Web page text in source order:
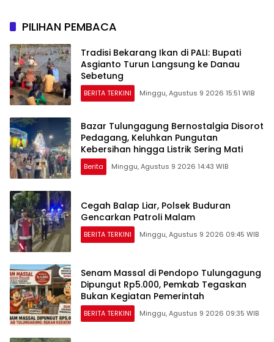
PILIHAN PEMBACA
Tradisi Bekarang Ikan di PALI: Bupati
Asgianto Turun Langsung ke Danau
Sebetung
BERITA TERKINI Minggu, Agustus 9 2026 15:51 WIB
Bazar Tulungagung Bernostalgia Disorot
Pedagang, Keluhkan Pungutan
Kebersihan hingga Listrik Sering Mati
Berita Minggu, Agustus 9 2026 14:43 WIB
Cegah Balap Liar, Polsek Buduran
Gencarkan Patroli Malam
BERITA TERKINI Minggu, Agustus 9 2026 09:45 WIB
Senam Massal di Pendopo Tulungagung
Dipungut Rp5.000, Pemkab Tegaskan
Bukan Kegiatan Pemerintah
BERITA TERKINI Minggu, Agustus 9 2026 09:35 WIB